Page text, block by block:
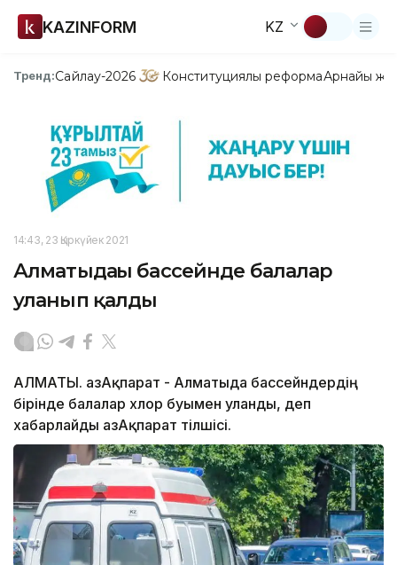
KAZINFORM KZ
Тренд:Сайлау-2026 Конституциялық реформаАрнайы
14:43, 23 Қыркүйек 2021
Алматыдағы бассейнде балалар
уланып қалды
АЛМАТЫ. ҚазАқпарат - Алматыда бассейндердің
бірінде балалар хлор буымен уланды, деп
хабарлайды ҚазАқпарат тілшісі.